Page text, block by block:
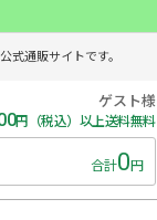
式通販サイトです。
ゲスト様
円（税込）以上送料無料
合計0円